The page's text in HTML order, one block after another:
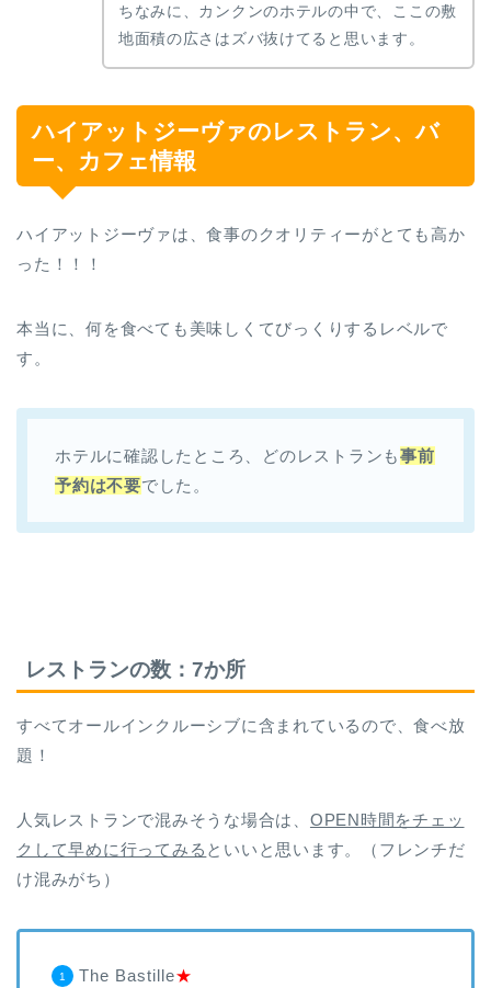
ちなみに、カンクンのホテルの中で、ここの敷
地面積の広さはズバ抜けてると思います。
ハイアットジーヴァのレストラン、バ
ー、カフェ情報
ハイアットジーヴァは、食事のクオリティーがとても高か
った！！！
本当に、何を食べても美味しくてびっくりするレベルで
す。
ホテルに確認したところ、どのレストランも事前
予約は不要でした。
レストランの数：7か所
すべてオールインクルーシブに含まれているので、食べ放
題！
人気レストランで混みそうな場合は、 OPEN時間をチェッ
クして早めに行ってみる といいと思います。（フレンチだ
け混みがち）
The Bastille★